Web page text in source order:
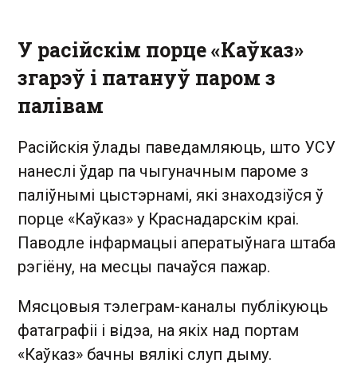
У расійскім порце «Каўказ»
згарэў і патануў паром з
палівам
Расійскія ўлады паведамляюць, што УСУ
нанеслі ўдар па чыгуначным пароме з
паліўнымі цыстэрнамі, які знаходзіўся ў
порце «Каўказ» у Краснадарскім краі.
Паводле інфармацыі аператыўнага штаба
рэгіёну, на месцы пачаўся пажар.
Мясцовыя тэлеграм-каналы публікуюць
фатаграфіі і відэа, на якіх над портам
«Каўказ» бачны вялікі слуп дыму.